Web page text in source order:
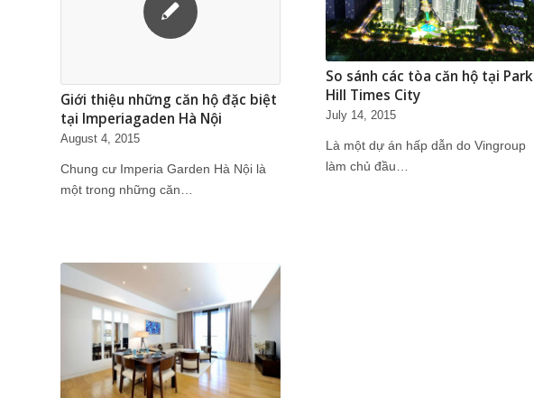
Giới thiệu những căn hộ đặc biệt
tại Imperiagaden Hà Nội
August 4, 2015
Chung cư Imperia Garden Hà Nội là
một trong những căn…
So sánh các tòa căn hộ tại Park
Hill Times City
July 14, 2015
Là một dự án hấp dẫn do Vingroup
làm chủ đầu…